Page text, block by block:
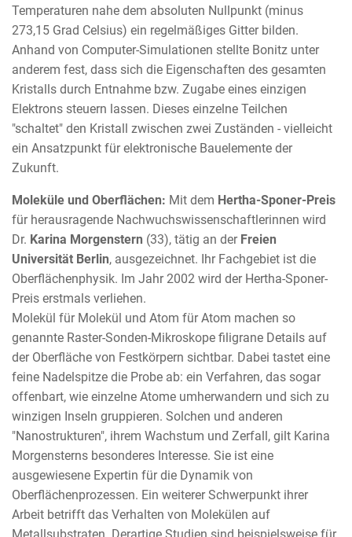
Temperaturen nahe dem absoluten Nullpunkt (minus
273,15 Grad Celsius) ein regelmäßiges Gitter bilden.
Anhand von Computer-Simulationen stellte Bonitz unter
anderem fest, dass sich die Eigenschaften des gesamten
Kristalls durch Entnahme bzw. Zugabe eines einzigen
Elektrons steuern lassen. Dieses einzelne Teilchen
"schaltet" den Kristall zwischen zwei Zuständen - vielleicht
ein Ansatzpunkt für elektronische Bauelemente der
Zukunft.
Moleküle und Oberflächen: Mit dem Hertha-Sponer-Preis
für herausragende Nachwuchswissenschaftlerinnen wird
Dr. Karina Morgenstern (33), tätig an der Freien
Universität Berlin, ausgezeichnet. Ihr Fachgebiet ist die
Oberflächenphysik. Im Jahr 2002 wird der Hertha-Sponer-
Preis erstmals verliehen.
Molekül für Molekül und Atom für Atom machen so
genannte Raster-Sonden-Mikroskope filigrane Details auf
der Oberfläche von Festkörpern sichtbar. Dabei tastet eine
feine Nadelspitze die Probe ab: ein Verfahren, das sogar
offenbart, wie einzelne Atome umherwandern und sich zu
winzigen Inseln gruppieren. Solchen und anderen
"Nanostrukturen", ihrem Wachstum und Zerfall, gilt Karina
Morgensterns besonderes Interesse. Sie ist eine
ausgewiesene Expertin für die Dynamik von
Oberflächenprozessen. Ein weiterer Schwerpunkt ihrer
Arbeit betrifft das Verhalten von Molekülen auf